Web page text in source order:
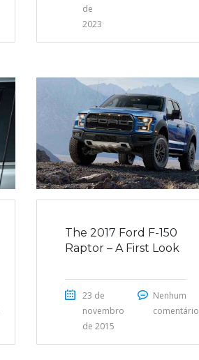
de
2023
The 2017 Ford F-150
Raptor – A First Look
23 de
novembro
de 2015
Nenhum
comentário